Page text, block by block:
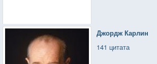
Джордж Карлин
141 цитата